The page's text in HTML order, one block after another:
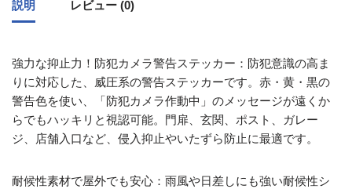
説明 レビュー (0)
強力な抑止力！防犯カメラ警告ステッカー：防犯意識の高ま
りに対応した、威圧系の警告ステッカーです。赤・黄・黒の
警告色を使い、「防犯カメラ作動中」のメッセージが遠くか
らでもハッキリと視認可能。門扉、玄関、ポスト、ガレー
ジ、店舗入口など、侵入抑止やいたずら防止に最適です。
耐候性素材で屋外でも安心：雨風や日差しにも強い耐候性シ